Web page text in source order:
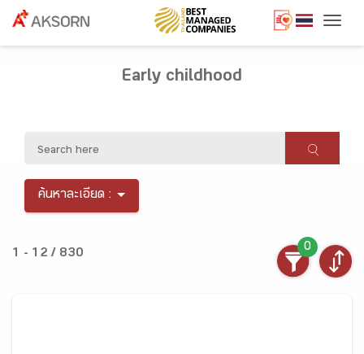
Early childhood
ค้นหาละเอียด :
1 - 12 / 830
0